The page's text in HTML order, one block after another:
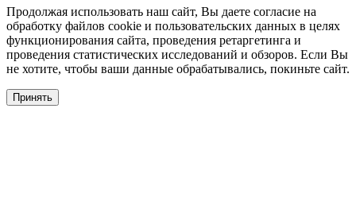
Продолжая использовать наш сайт, Вы даете согласие на
обработку файлов cookie и пользовательских данных в целях
функционирования сайта, проведения ретаргетинга и
проведения статистических исследований и обзоров. Если Вы
не хотите, чтобы ваши данные обрабатывались, покиньте сайт.
Принять